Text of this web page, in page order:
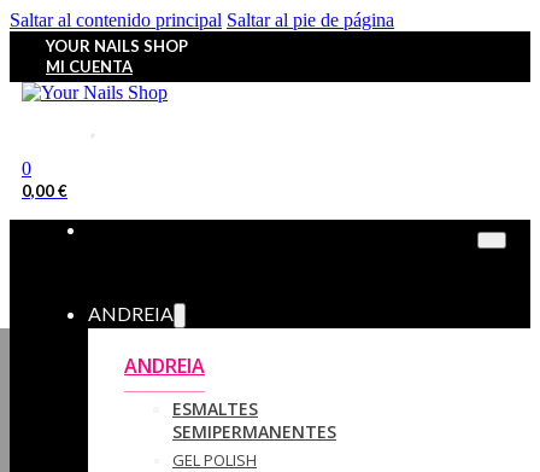
Saltar al contenido principal Saltar al pie de página
YOUR NAILS SHOP
MI CUENTA
0
0,00€
ANDREIA
ANDREIA
ESMALTES
SEMIPERMANENTES
GEL POLISH